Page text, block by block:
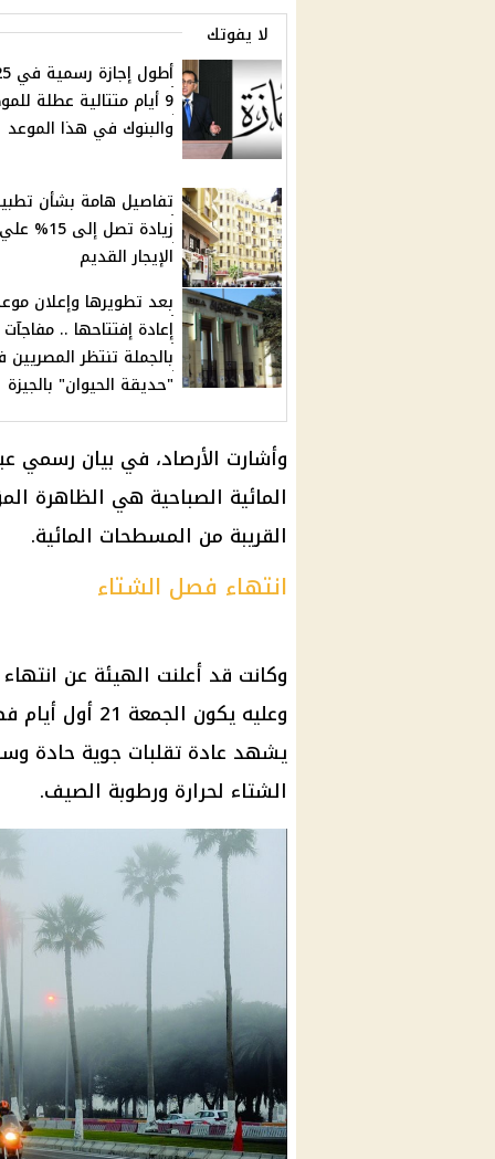
لا يفوتك
9 أيام متتالية عطلة
والبنوك في هذا الموعد
تفاصيل هامة بشأن
زيادة تصل إلى 15% علي
الإيجار القديم
بعد تطويرها وإعلان
إعادة إفتتاحها .. مفاجآت
بالجملة تنتظر
"حديقة الحيوان" بالجيزة
وأشارت الأرصاد، في بيان رسمي
المائية الصباحية هي الظاهرة
القريبة من المسطحات المائية.
انتهاء فصل الشتاء
وكانت قد أعلنت الهيئة عن
وعليه يكون الجمعة 21 أول أيام
يشهد عادة تقلبات جوية حادة
الشتاء لحرارة ورطوبة الصيف.